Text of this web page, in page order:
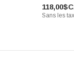
Sans les